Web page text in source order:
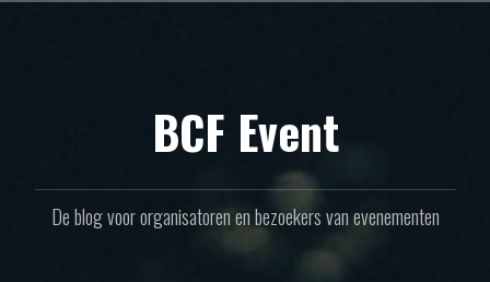
BCF Event
De blog voor organisatoren en bezoekers van evenementen